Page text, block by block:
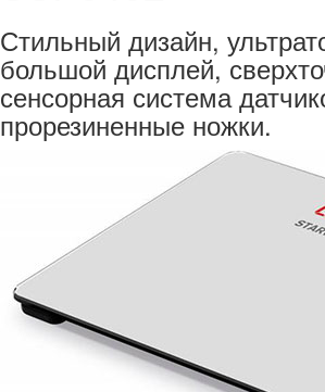
Стильный дизайн,
большой дисплей,
сенсорная система
прорезиненные ножки.